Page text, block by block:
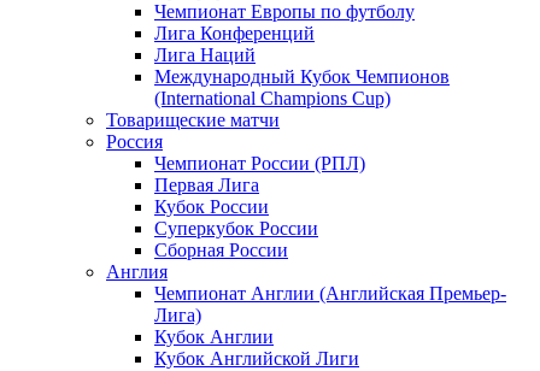
Чемпионат Европы по футболу
Лига Конференций
Лига Наций
Международный Кубок Чемпионов
(International Champions Cup)
Товарищеские матчи
Россия
Чемпионат России (РПЛ)
Первая Лига
Кубок России
Суперкубок России
Сборная России
Англия
Чемпионат Англии (Английская Премьер-
Лига)
Кубок Англии
Кубок Английской Лиги